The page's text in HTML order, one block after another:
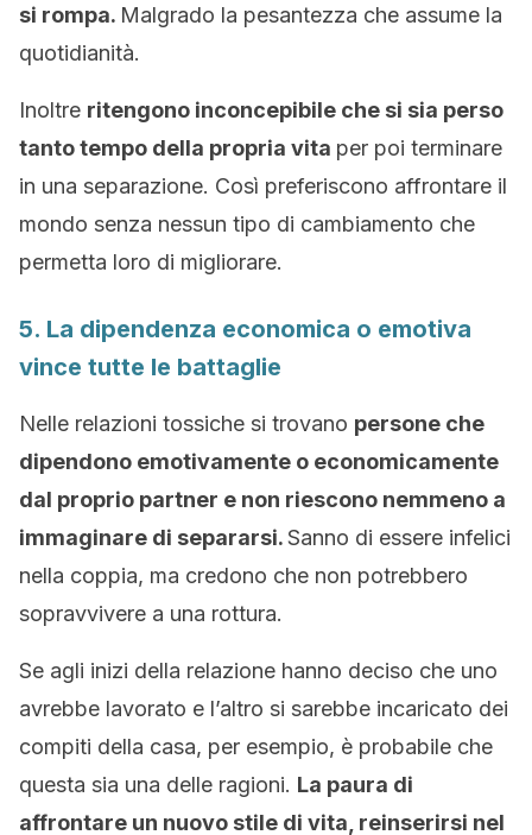
si rompa. Malgrado la pesantezza che assume la
quotidianità.
Inoltre ritengono inconcepibile che si sia perso
tanto tempo della propria vita per poi terminare
in una separazione. Così preferiscono affrontare il
mondo senza nessun tipo di cambiamento che
permetta loro di migliorare.
5. La dipendenza economica o emotiva
vince tutte le battaglie
Nelle relazioni tossiche si trovano persone che
dipendono emotivamente o economicamente
dal proprio partner e non riescono nemmeno a
immaginare di separarsi.Sanno di essere infelici
nella coppia, ma credono che non potrebbero
sopravvivere a una rottura.
Se agli inizi della relazione hanno deciso che uno
avrebbe lavorato e l’altro si sarebbe incaricato dei
compiti della casa, per esempio, è probabile che
questa sia una delle ragioni. La paura di
affrontare un nuovo stile di vita, reinserirsi nel